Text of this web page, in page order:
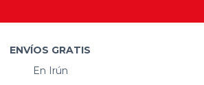
ENVÍOS GRATIS
En Irún